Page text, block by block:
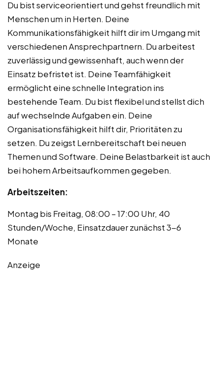
Du bist serviceorientiert und gehst freundlich mit
Menschen um in Herten. Deine
Kommunikationsfähigkeit hilft dir im Umgang mit
verschiedenen Ansprechpartnern. Du arbeitest
zuverlässig und gewissenhaft, auch wenn der
Einsatz befristet ist. Deine Teamfähigkeit
ermöglicht eine schnelle Integration ins
bestehende Team. Du bist flexibel und stellst dich
auf wechselnde Aufgaben ein. Deine
Organisationsfähigkeit hilft dir, Prioritäten zu
setzen. Du zeigst Lernbereitschaft bei neuen
Themen und Software. Deine Belastbarkeit ist auch
bei hohem Arbeitsaufkommen gegeben.
Arbeitszeiten:
Montag bis Freitag, 08:00 – 17:00 Uhr, 40
Stunden/Woche, Einsatzdauer zunächst 3-6
Monate
Anzeige